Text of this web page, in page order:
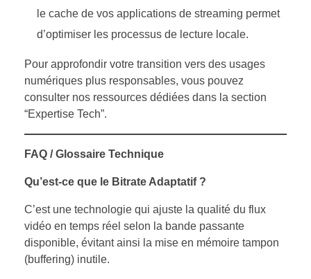
le cache de vos applications de streaming permet
d’optimiser les processus de lecture locale.
Pour approfondir votre transition vers des usages
numériques plus responsables, vous pouvez
consulter nos ressources dédiées dans la section
“Expertise Tech”.
FAQ / Glossaire Technique
Qu’est-ce que le Bitrate Adaptatif ?
C’est une technologie qui ajuste la qualité du flux
vidéo en temps réel selon la bande passante
disponible, évitant ainsi la mise en mémoire tampon
(buffering) inutile.